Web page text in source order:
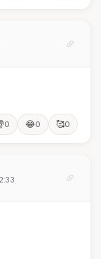
0 😂0 🥰0